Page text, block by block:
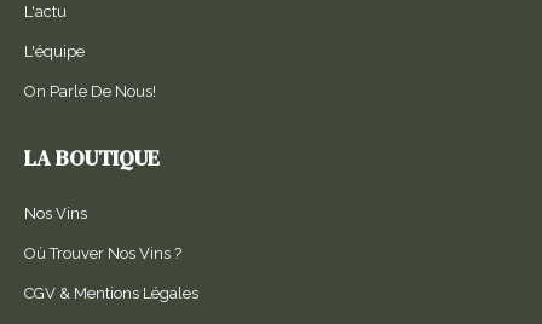
L'actu
L'équipe
On Parle De Nous!
LA BOUTIQUE
Nos Vins
Où Trouver Nos Vins ?
CGV & Mentions Légales